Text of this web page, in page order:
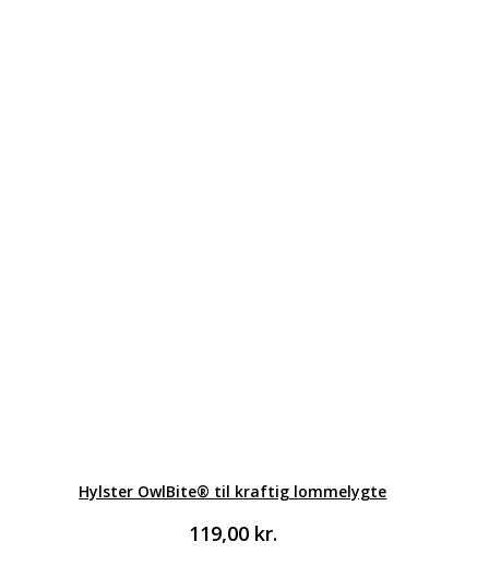
Hylster OwlBite® til kraftig lommelygte
119,00 kr.